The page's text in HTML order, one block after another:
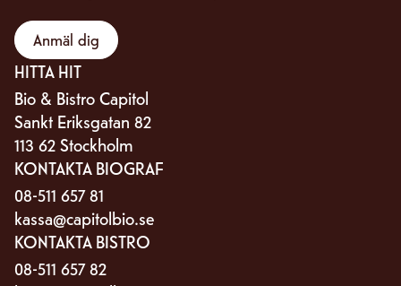
Anmäl dig
HITTA HIT
Bio & Bistro Capitol
Sankt Eriksgatan 82
113 62 Stockholm
KONTAKTA BIOGRAF
08-511 657 81
kassa@capitolbio.se
KONTAKTA BISTRO
08-511 657 82